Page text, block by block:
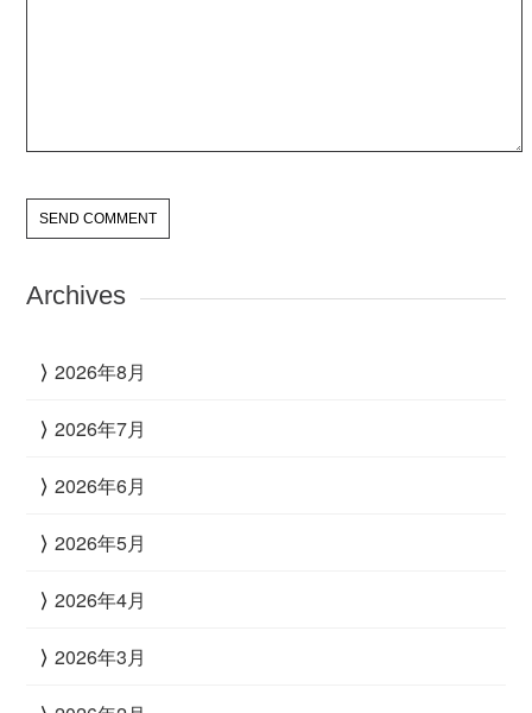
Archives
2026年8月
2026年7月
2026年6月
2026年5月
2026年4月
2026年3月